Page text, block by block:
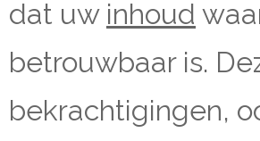
dat uw inhoud
betrouwbaar is.
bekrachtigingen,